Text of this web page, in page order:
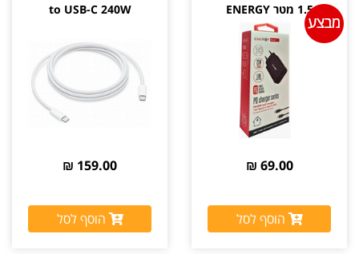
1.5 מטר ENERGY
69.00 ₪
הוסף לסל
to USB-C 240W
159.00 ₪
הוסף לסל